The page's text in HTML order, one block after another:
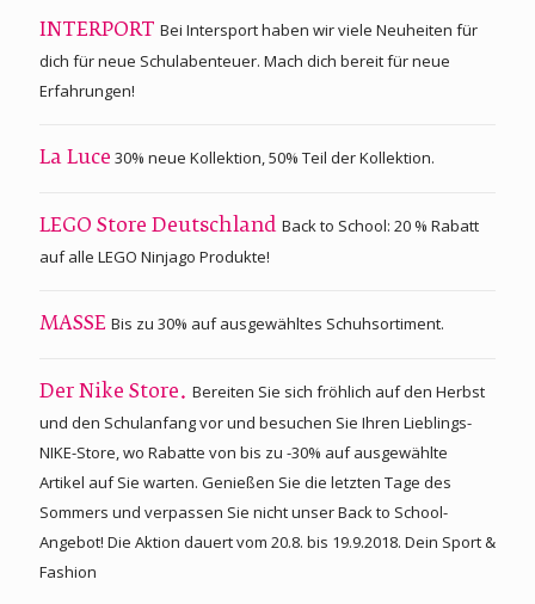
INTERPORT Bei Intersport haben wir viele Neuheiten für
dich für neue Schulabenteuer. Mach dich bereit für neue
Erfahrungen!
La Luce 30% neue Kollektion, 50% Teil der Kollektion.
LEGO Store Deutschland Back to School: 20 % Rabatt
auf alle LEGO Ninjago Produkte!
MASSE Bis zu 30% auf ausgewähltes Schuhsortiment.
Der Nike Store. Bereiten Sie sich fröhlich auf den Herbst
und den Schulanfang vor und besuchen Sie Ihren Lieblings-
NIKE-Store, wo Rabatte von bis zu -30% auf ausgewählte
Artikel auf Sie warten. Genießen Sie die letzten Tage des
Sommers und verpassen Sie nicht unser Back to School-
Angebot! Die Aktion dauert vom 20.8. bis 19.9.2018. Dein Sport &
Fashion